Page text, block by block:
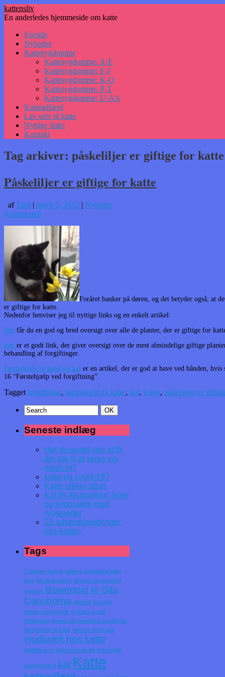
kattensliv
En anderledes hjemmeside om katte
Hop
indhold
Forside
Nyheder
Kattesygdomme
Kattesygdomme: A-E
Kattesygdomme: F-J
Kattesygdomme: K-O
Kattesygdomme: P-T
Kattesygdomme: U-AA
Katteadfærd
Lav selv til katte
Nyttige links
Kontakt
Tag arkiver: påskeliljer er giftige for katte
Påskeliljer er giftige for katte
afToni | marts 5, 2013 | Nyheder
Kommentér
Foråret banker på døren, og det betyder også, at
er giftige for katte.
Nedenfor henviser jeg til nyttige links og en enkelt artikel:
Her får du en god og bred oversigt over alle de planter, der er giftige for
Her er et godt link, der giver oversigt over de mest almindelige giftige
behandling af forgiftinger.
Førstehjælp til hund og kat er en artikel, der er god at have ved hånden,
16 “Førstehjælp ved forgiftning”.
Tagget forgiftning, førstehjælp til katte, kat, Katte, påskeliljer er
Seneste indlæg
Har du svært ved at få
din kat til at spise sin
medicin?
katte og covid-19?
Katte-sikker altan
Kat fik akupunktur, laser
og kiropraktik mod
rygsmerter
25 adfærdsændringer
hos katten
Tags
7 tænder fjernet adfærd antibiotika hjalp
ikke berolige katten bevidst og ubevidst
spinden Bowenoid In Situ
Carcinoma dement er katte
klogere end hunde er katte social
intelligente fjernet alle tænderne forgiftning
førstehjælp til katte hjernen hos katte
Hudkræft hos katte
intelligens er menneskeskabt irriterende
morgenspind kat Katte